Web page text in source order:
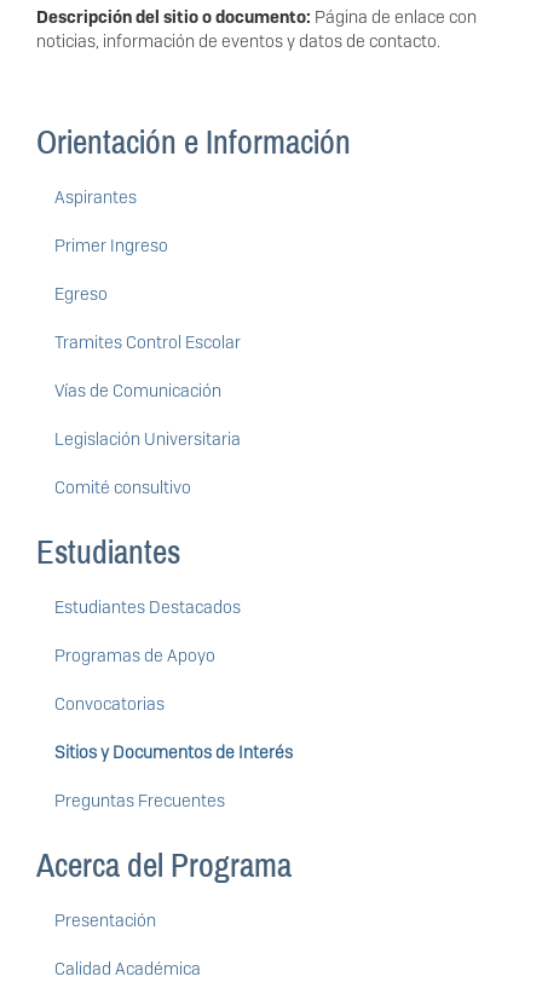
Descripción del sitio o documento: Página de enlace con
noticias, información de eventos y datos de contacto.
Orientación e Información
Aspirantes
Primer Ingreso
Egreso
Tramites Control Escolar
Vías de Comunicación
Legislación Universitaria
Comité consultivo
Estudiantes
Estudiantes Destacados
Programas de Apoyo
Convocatorias
Sitios y Documentos de Interés
Preguntas Frecuentes
Acerca del Programa
Presentación
Calidad Académica